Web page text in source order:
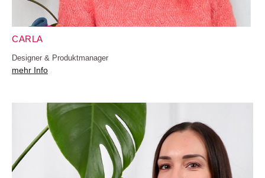
CARLA
Designer & Produktmanager
mehr Info